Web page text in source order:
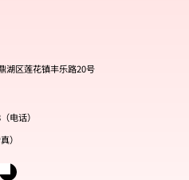
湖区莲花镇丰乐路20号
电话）
）